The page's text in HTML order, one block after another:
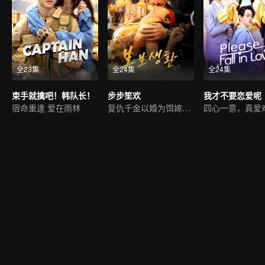
全23集
束手就擒吧！韩队长！
宿命重逢 爱在雨林
全24集
步步笙欢
复仇千金以婚为饵嫁豪门
全24集
我才不要恋爱呢
四心一意，真爱